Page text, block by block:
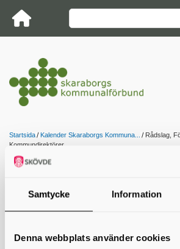
Samtycke Information
Denna webbplats använder cookies
Startsida Kalender Skaraborgs Kommuna...
Rådslag,
Kommundirektörer
Rådslag,
Kommundirektörer
07 mar 2025 09:30 − 16:00